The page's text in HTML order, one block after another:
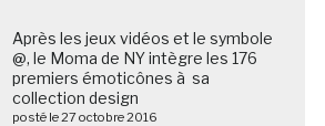
Après les jeux vidéos et le symbole
@, le Moma de NY intègre les 176
premiers émoticônes à sa
collection design
posté le 27 octobre 2016